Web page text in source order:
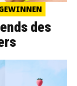
des